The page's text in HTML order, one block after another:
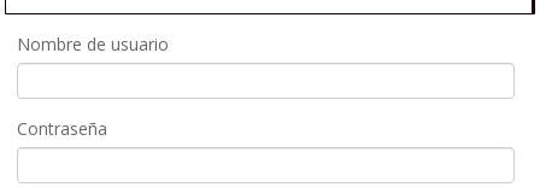
Nombre de usuario
Contraseña